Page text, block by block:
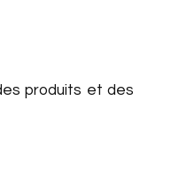
produits et des